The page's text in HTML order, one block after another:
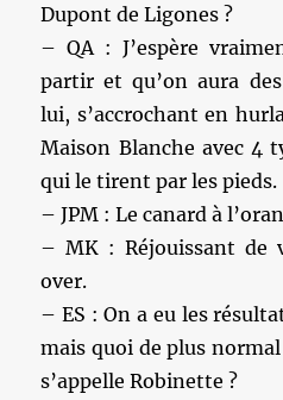
Dupont de Ligones ?
– QA : J’espère
partir et qu’on aura
lui, s’accrochant en
Maison Blanche avec 4
qui le tirent par les pieds.
– JPM : Le canard à
– MK : Réjouissant de
over.
– ES : On a eu les
mais quoi de plus
s’appelle Robinette ?